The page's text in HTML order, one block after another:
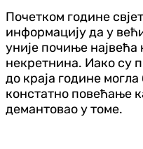
Почетком године
информацију да у
уније почиње највећа
некретнина. Иако су
до краја године
констатно повећање
демантовао у томе.